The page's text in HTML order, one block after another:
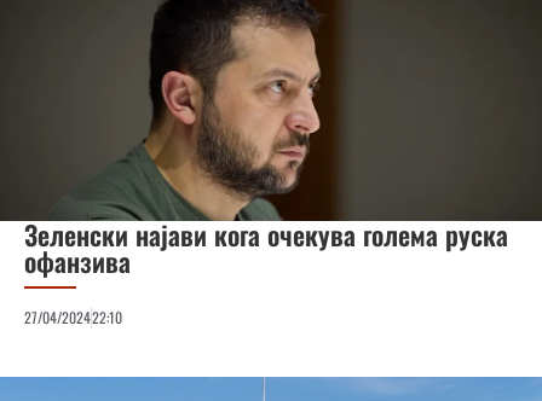
Зеленски најави кога очекува голема руска
офанзива
27/04/202422:10